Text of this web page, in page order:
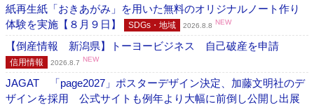
紙再生紙「おきあがみ」を用いた無料のオリジナルノート作り
体験を実施【８月９日】
SDGs・地域 2026.8.8 NEW
【倒産情報 新潟県】トーヨービジネス 自己破産を申請
信用情報 2026.8.7 NEW
JAGAT 「page2027」ポスターデザイン決定、加藤文明社のデ
ザインを採用 公式サイトも例年より大幅に前倒し公開し出展